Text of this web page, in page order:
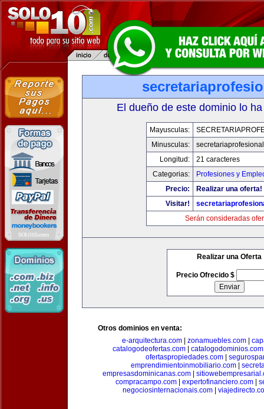
El dueño de este dominio lo
Mayusculas:
Minusculas:
Longitud:
21 caracteres
Categorias:
Profesiones y
Precio:
Realizar una oferta!
Visitar!
Serán consideradas
Realizar una Oferta
Precio Ofrecido $
Otros dominios en venta:
e-arquitectura.com| zonamuebles.com|
catalogodeofertas.com| catalogodominios.com
ofertaspropiedades.com|
emprendimientoinmobiliario.com|
empresasdominicanas.com|
compracampo.com| expertofinanciero.com|
negociosinternacionais.com